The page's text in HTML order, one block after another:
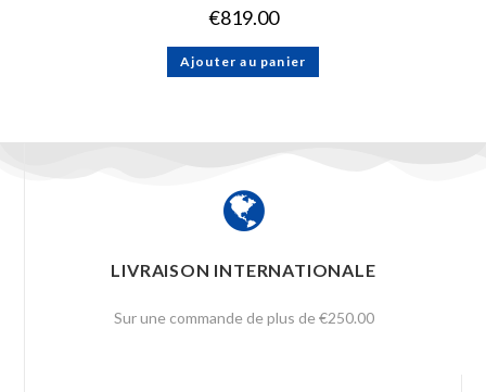
€819.00
Ajouter au panier
LIVRAISON INTERNATIONALE
Sur une commande de plus de €250.00